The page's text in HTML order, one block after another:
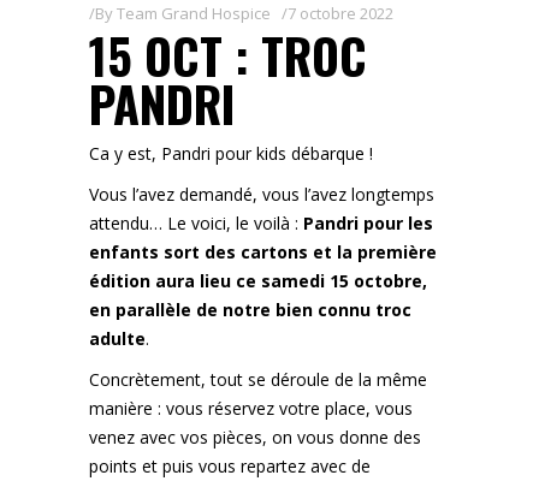
ByTeam Grand Hospice 7 octobre 2022
15 OCT : TROC
PANDRI
Ca y est, Pandri pour kids débarque !
Vous l’avez demandé, vous l’avez longtemps
attendu… Le voici, le voilà : Pandri pour les
enfants sort des cartons et la première
édition aura lieu ce samedi 15 octobre,
en parallèle de notre bien connu troc
adulte.
Concrètement, tout se déroule de la même
manière : vous réservez votre place, vous
venez avec vos pièces, on vous donne des
points et puis vous repartez avec de